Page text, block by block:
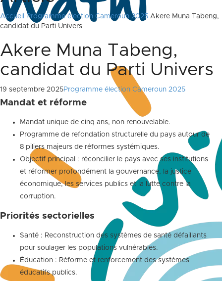
Accueil Programme élection Cameroun 2025 Akere Muna Tabeng,
candidat du Parti Univers
Akere Muna Tabeng,
candidat du Parti Univers
19 septembre 2025Programme élection Cameroun 2025
Mandat et réforme
Mandat unique de cinq ans, non renouvelable.
Programme de refondation structurelle du pays autour de
8 piliers majeurs de réformes systémiques.
Objectif principal : réconcilier le pays avec ses institutions
et réformer profondément la gouvernance, la justice
économique, les services publics et la lutte contre la
corruption.
Priorités sectorielles
Santé : Reconstruction des systèmes de santé défaillants
pour soulager les populations vulnérables.
Éducation : Réforme et renforcement des systèmes
éducatifs publics.